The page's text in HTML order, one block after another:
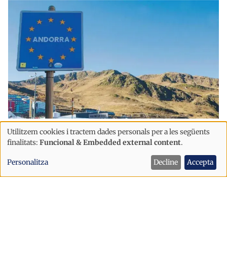
Política
Andorra podria posar en risc l’Acord
Duaner si rebutja l'acord amb la UE
després d’una eventual aplicació
Ús
de
dades
Utilitzem cookies i tractem dades personals per a les següents
finalitats: Funcional & Embedded external content.
Personalitza Decline Accepta